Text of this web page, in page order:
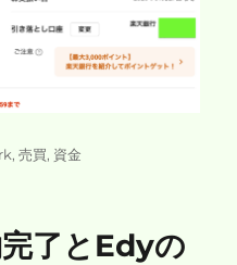
,売買, 資金
了とEdyの